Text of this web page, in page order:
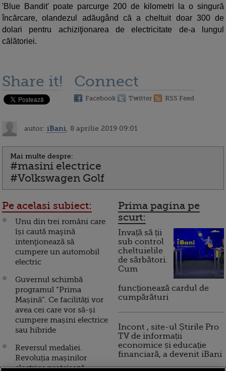
'Blue Bandit' poate parcurge 200 de kilometri la o singură
încărcare, olandezul adăugând că a cheltuit doar 300 de
dolari pentru achiziţionarea de electricitate de-a lungul
călătoriei.
Share it! Connect
Facebook Twitter RSS Feed
autor: iBani , 8 aprilie 2019 09:01
Mai multe despre:
#masini electrice
#Volkswagen Golf
Pe acelasi subiect:
Unu din trei români care
își caută maşină
intenţionează să
cumpere un automobil
electric
Guvernul schimbă
programul “Prima
Mașină”. Ce facilități vor
avea cei care vor să-și
cumpere mașini electrice
sau hibride
Reversul medaliei.
Revoluția mașinilor
electrice protejează
Prima pagina pe
scurt:
Invață să ții
sub control
cheltuielile
de sărbători.
Cum
funcționează cardul de
cumpărături
Incont , site-ul Știrile Pro
TV de informații
economice și educație
financiară, a devenit iBani